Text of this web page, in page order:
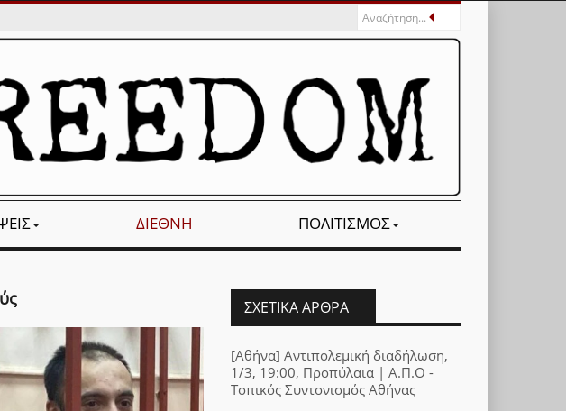
ΔΙΕΘΝΉ ΠΟΛΙΤΙΣΜΌΣ
ΣΧΕΤΙΚΆ ΆΡΘΡΑ
[Αθήνα] Αντιπολεμική διαδήλωση,
1/3, 19:00, Προπύλαια | Α.Π.Ο -
Τοπικός Συντονισμός Αθήνας